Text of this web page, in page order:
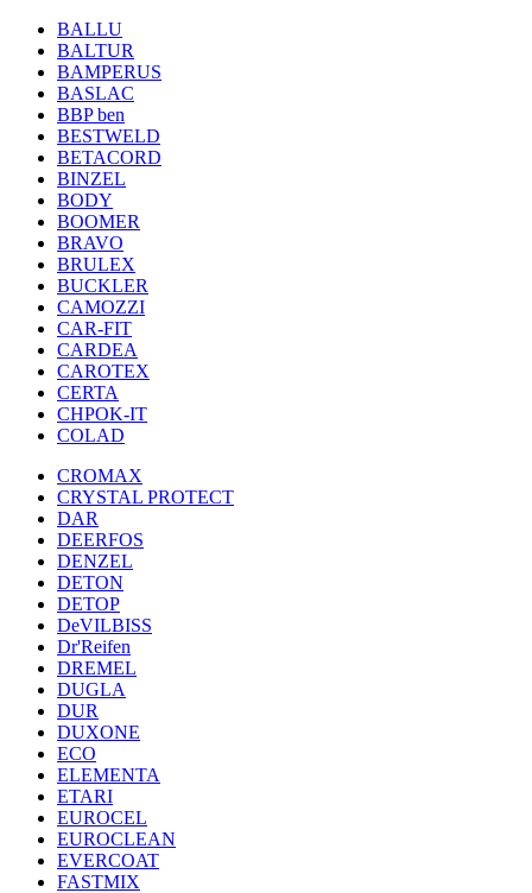
BALLU
BALTUR
BAMPERUS
BASLAC
BBP ben
BESTWELD
BETACORD
BINZEL
BODY
BOOMER
BRAVO
BRULEX
BUCKLER
CAMOZZI
CAR-FIT
CARDEA
CAROTEX
CERTA
CHPOK-IT
COLAD
CROMAX
CRYSTAL PROTECT
DAR
DEERFOS
DENZEL
DETON
DETOP
DeVILBISS
Dr'Reifen
DREMEL
DUGLA
DUR
DUXONE
ECO
ELEMENTA
ETARI
EUROCEL
EUROCLEAN
EVERCOAT
FASTMIX